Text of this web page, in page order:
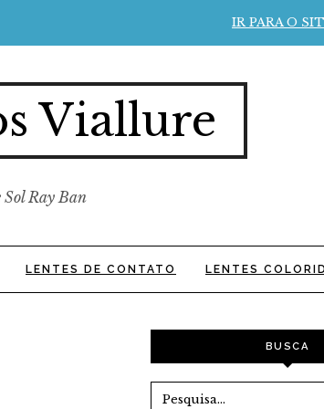
IR PARA O
Viallure
Sol Ray Ban
LENTES DE CONTATO LENTES
BUSCA